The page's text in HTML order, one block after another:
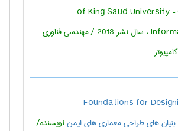
of King Saud University
Information Sciences ، سال نشر 2013 / مهندسی فناوری
Foundations for
نویسنده/